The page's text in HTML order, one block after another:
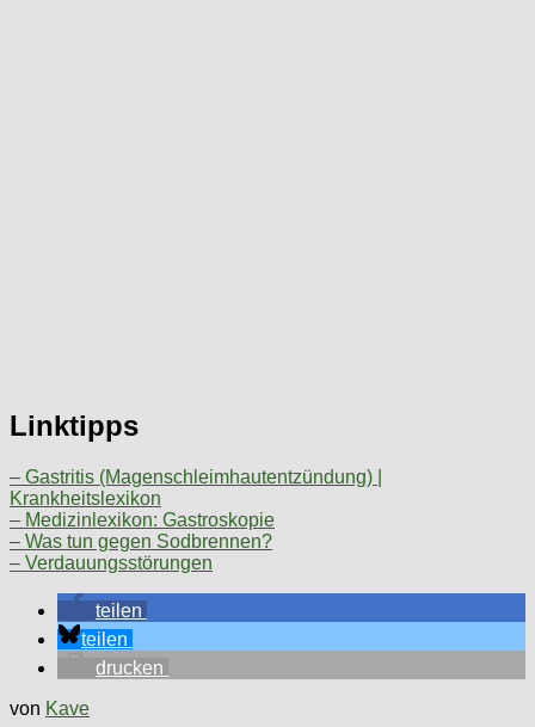
Linktipps
– Gastritis (Magenschleimhautentzündung) |
Krankheitslexikon
– Medizinlexikon: Gastroskopie
– Was tun gegen Sodbrennen?
– Verdauungsstörungen
teilen
teilen
drucken
von Kave